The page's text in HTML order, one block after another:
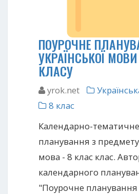
ПОУРОЧНЕ
УКРАЇНСЬКОЇ
КЛАСУ
yrok.net
8 клас
Календарно-тематичне
планування з
мова - 8 клас клас.
календарного
"Поурочне планування